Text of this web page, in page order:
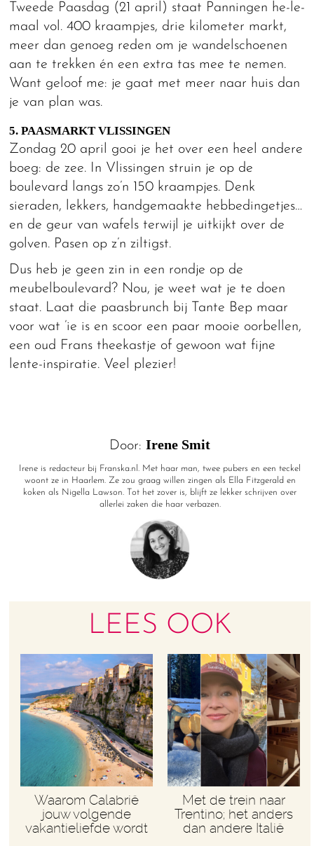
Tweede Paasdag (21 april) staat Panningen he-le-
maal vol. 400 kraampjes, drie kilometer markt,
meer dan genoeg reden om je wandelschoenen
aan te trekken én een extra tas mee te nemen.
Want geloof me: je gaat met meer naar huis dan
je van plan was.
5. PAASMARKT VLISSINGEN
Zondag 20 april gooi je het over een heel andere
boeg: de zee. In Vlissingen struin je op de
boulevard langs zo’n 150 kraampjes. Denk
sieraden, lekkers, handgemaakte hebbedingetjes…
en de geur van wafels terwijl je uitkijkt over de
golven. Pasen op z’n ziltigst.
Dus heb je geen zin in een rondje op de
meubelboulevard? Nou, je weet wat je te doen
staat. Laat die paasbrunch bij Tante Bep maar
voor wat ’ie is en scoor een paar mooie oorbellen,
een oud Frans theekastje of gewoon wat fijne
lente-inspiratie. Veel plezier!
Door:Irene Smit
Irene is redacteur bij Franska.nl. Met haar man, twee pubers en een teckel
woont ze in Haarlem. Ze zou graag willen zingen als Ella Fitzgerald en
koken als Nigella Lawson. Tot het zover is, blijft ze lekker schrijven over
allerlei zaken die haar verbazen.
LEES OOK
Waarom Calabrië
jouw volgende
vakantieliefde wordt
Met de trein naar
Trentino; het anders
dan andere Italië